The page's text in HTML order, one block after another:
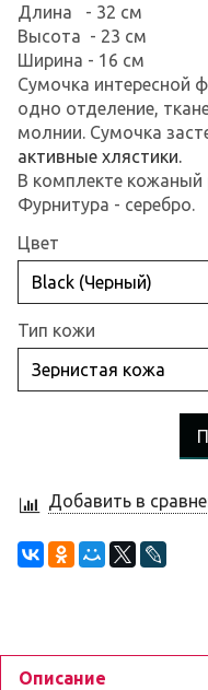
Длина - 32 см
Высота - 23 см
Ширина - 16 см
Сумочка интересной
одно отделение,
молнии. Сумочка
активные хлястики.
В комплекте кожаный
Фурнитура - серебро.
Цвет
Тип кожи
Добавить в
Описание